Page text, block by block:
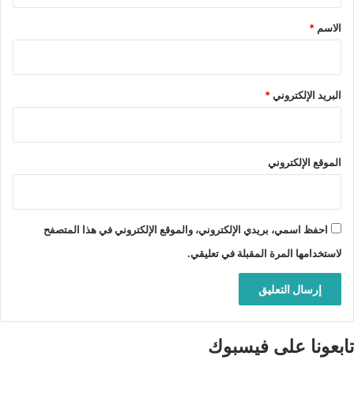
*
الاسم *
البريد الإلكتروني*
الموقع الإلكتروني
احفظ اسمي، بريدي الإلكتروني، والموقع الإلكتروني في هذا المتصفح
لاستخدامها المرة المقبلة في تعليقي.
تابعونا على فيسبوك